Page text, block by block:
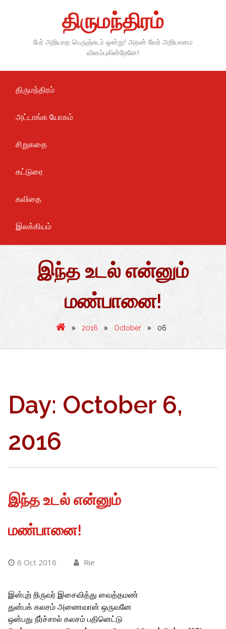
திருமந்திரம்
பேர் அறியாத பெருஞ்சுடர் ஒன்று! அதன் வேர் அறியாமை
விளம்புகின்றேனே!
திருமந்திரம்
அட்டாங்க யோகம்
சிறுகதை
கட்டுரை
கவிதை
இலக்கியம்
இந்த உடல் என்னும்
மண்பானை!
» 2016 » October » 06
Day: October 6,
2016
இந்த உடல் என்னும்
மண்பானை!
6 Oct 2016 Rie
இன்புற் றிருவர் இசைவித்து வைத்தமண்
துன்பக் கலசம் அணைவான் ஒருவனே
ஒன்பது நீர்ச்சால் கலசம் பதினெட்டு